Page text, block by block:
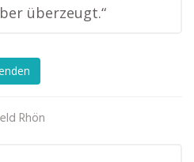
überzeugt.“
Rhön